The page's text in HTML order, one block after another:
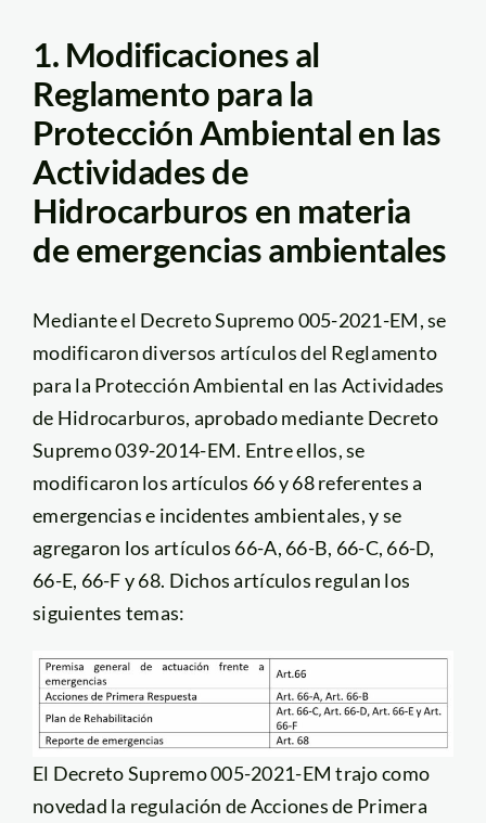
1. Modificaciones al
Reglamento para la
Protección Ambiental en las
Actividades de
Hidrocarburos en materia
de emergencias ambientales
Mediante el Decreto Supremo 005-2021-EM, se
modificaron diversos artículos del Reglamento
para la Protección Ambiental en las Actividades
de Hidrocarburos, aprobado mediante Decreto
Supremo 039-2014-EM. Entre ellos, se
modificaron los artículos 66 y 68 referentes a
emergencias e incidentes ambientales, y se
agregaron los artículos 66-A, 66-B, 66-C, 66-D,
66-E, 66-F y 68. Dichos artículos regulan los
siguientes temas:
El Decreto Supremo 005-2021-EM trajo como
novedad la regulación de Acciones de Primera